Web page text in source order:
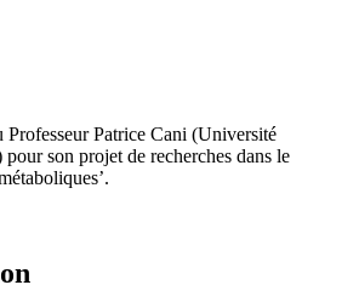
Professeur Patrice Cani (Université
son projet de recherches dans le